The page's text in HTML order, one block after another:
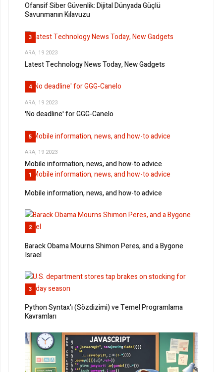
Ofansif Siber Güvenlik: Dijital Dünyada Güçlü
Savunmanın Kılavuzu
3
ARA, 19 2023
Latest Technology News Today, New Gadgets
4
ARA, 19 2023
'No deadline' for GGG-Canelo
5
ARA, 19 2023
Mobile information, news, and how-to advice
1
Mobile information, news, and how-to advice
2
Barack Obama Mourns Shimon Peres, and a Bygone
Israel
3
Python Syntax'ı (Sözdizimi) ve Temel Programlama
Kavramları